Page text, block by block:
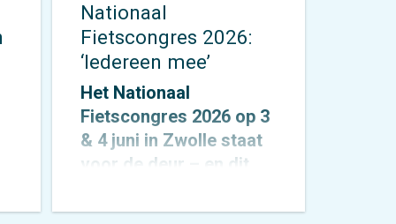
Nationaal
Fietscongres 2026:
‘Iedereen mee’
Het Nationaal
Fietscongres 2026 op 3
& 4 juni in Zwolle staat
voor de deur – en dit
krachtig thema: